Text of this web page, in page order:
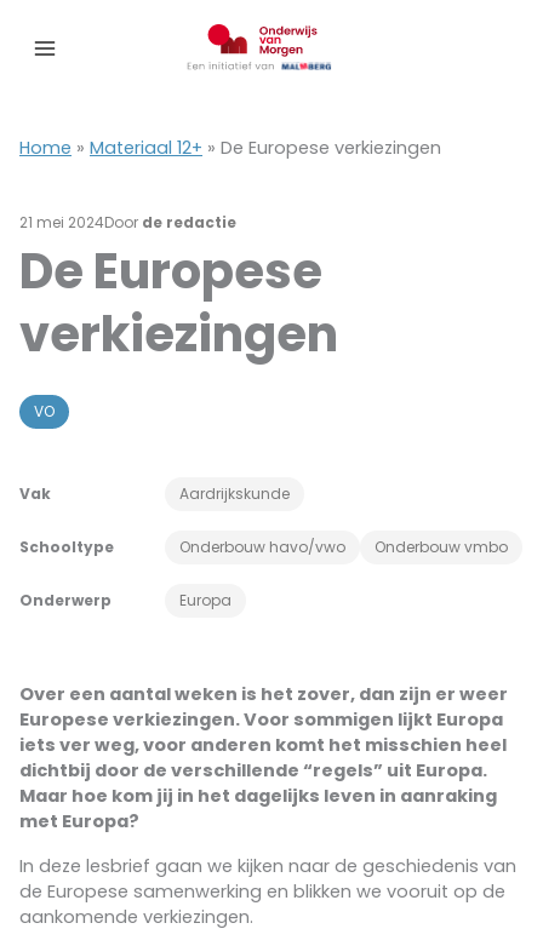
naar
Home » Materiaal 12+ » De Europese verkiezingen
21 mei 2024Door de redactie
VO
Vak Aardrijkskunde
Schooltype Onderbouw havo/vwo Onderbouw vmbo
Onderwerp Europa
De Europese
verkiezingen
Over een aantal weken is het zover, dan zijn er weer
Europese verkiezingen. Voor sommigen lijkt Europa
iets ver weg, voor anderen komt het misschien heel
dichtbij door de verschillende “regels” uit Europa.
Maar hoe kom jij in het dagelijks leven in aanraking
met Europa?
In deze lesbrief gaan we kijken naar de geschiedenis van
de Europese samenwerking en blikken we vooruit op de
aankomende verkiezingen.